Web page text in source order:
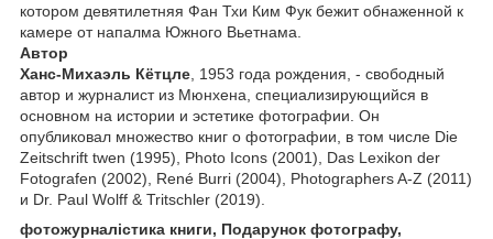
котором девятилетняя Фан Тхи Ким Фук бежит обнаженной к
камере от напалма Южного Вьетнама.
Автор
Ханс-Михаэль Кётцле , 1953 года рождения, - свободный
автор и журналист из Мюнхена, специализирующийся в
основном на истории и эстетике фотографии. Он
опубликовал множество книг о фотографии, в том числе Die
Zeitschrift twen (1995), Photo Icons (2001), Das Lexikon der
Fotografen (2002), René Burri (2004), Photographers A-Z (2011)
и Dr. Paul Wolff & Tritschler (2019).
фотожурналістика книги, Подарунок фотографу,